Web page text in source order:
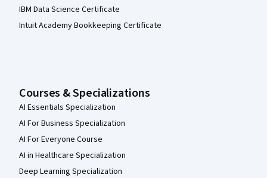
IBM Data Science Certificate
Intuit Academy Bookkeeping Certificate
Courses & Specializations
AI Essentials Specialization
AI For Business Specialization
AI For Everyone Course
AI in Healthcare Specialization
Deep Learning Specialization